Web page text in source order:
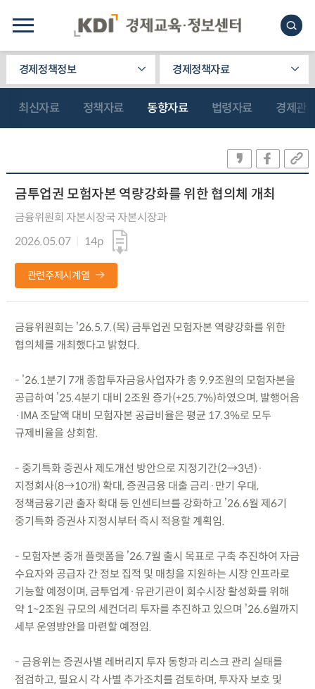
경제정책정보 경제정책자료
최신자료 정책자료 동향자료 법령자료 경제관
금투업권 모험자본 역량강화를 위한 협의체 개최
금융위원회 자본시장국 자본시장과
2026.05.07
14p
관련주제시계열
금융위원회는 ’26.5.7.(목) 금투업권 모험자본 역량강화를 위한
협의체를 개최했다고 밝혔다.
- ’26.1분기 7개 종합투자금융사업자가 총 9.9조원의 모험자본을
공급하여 ’25.4분기 대비 2조원 증가(+25.7%)하였으며, 발행어음
·IMA 조달액 대비 모험자본 공급비율은 평균 17.3%로 모두
규제비율을 상회함.
- 중기특화 증권사 제도개선 방안으로 지정기간(2→3년)·
지정회사(8→10개) 확대, 증권금융 대출 금리·만기 우대,
정책금융기관 출자 확대 등 인센티브를 강화하고 ’26.6월 제6기
중기특화 증권사 지정시부터 즉시 적용할 계획임.
- 모험자본 중개 플랫폼을 ’26.7월 출시 목표로 구축 추진하여 자금
수요자와 공급자 간 정보 집적 및 매칭을 지원하는 시장 인프라로
기능할 예정이며, 금투업계·유관기관이 회수시장 활성화를 위해
약 1~2조원 규모의 세컨더리 투자를 추진하고 있으며 ’26.6월까지
세부 운영방안을 마련할 예정임.
- 금융위는 증권사별 레버리지 투자 동향과 리스크 관리 실태를
점검하고, 필요시 각 사별 추가조치를 검토하며, 투자자 보호 및